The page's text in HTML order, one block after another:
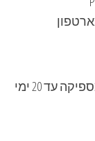
• סוללה: סוללת ליתיום-פולימר 135mAh המספיקה עד 20 ימי